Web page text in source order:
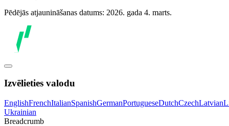
Pēdējās atjaunināšanas datums: 2026. gada 4. marts.
Izvēlieties valodu
EnglishFrenchItalianSpanishGermanPortugueseDutchCzechLatvian
Ukrainian
Breadcrumb